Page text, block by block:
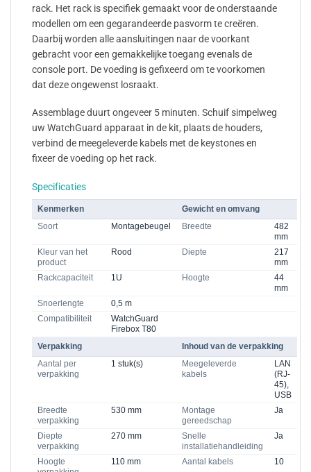
rack. Het rack is specifiek gemaakt voor de onderstaande
modellen om een gegarandeerde pasvorm te creëren.
Daarbij worden alle aansluitingen naar de voorkant
gebracht voor een gemakkelijke toegang evenals de
console port. De voeding is gefixeerd om te voorkomen
dat deze ongewenst losraakt.
Assemblage duurt ongeveer 5 minuten. Schuif simpelweg
uw WatchGuard apparaat in de kit, plaats de houders,
verbind de meegeleverde kabels met de keystones en
fixeer de voeding op het rack.
Specificaties
Kenmerken
Gewicht en omvang
Soort
Montagebeugel Breedte
482
mm
Kleur van het
product
Rood Diepte
217
mm
Rackcapaciteit
1U Hoogte
44
mm
Snoerlengte
0,5 m
Compatibiliteit
WatchGuard
Firebox T80
Verpakking
Inhoud van de verpakking
Aantal per
verpakking
1 stuk(s)
Meegeleverde
kabels
LAN
(RJ-
45),
USB
Breedte
verpakking
530 mm
Montage
gereedschap
Ja
Diepte
verpakking
270 mm
Snelle
installatiehandleiding
Ja
Hoogte
110 mm Aantal kabels 10